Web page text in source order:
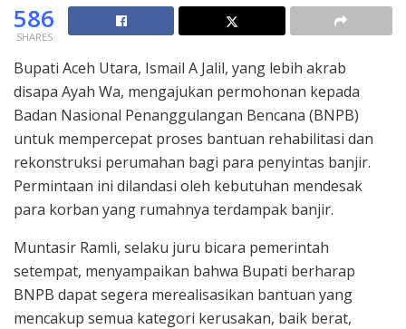
586
SHARES
Bupati Aceh Utara, Ismail A Jalil, yang lebih akrab
disapa Ayah Wa, mengajukan permohonan kepada
Badan Nasional Penanggulangan Bencana (BNPB)
untuk mempercepat proses bantuan rehabilitasi dan
rekonstruksi perumahan bagi para penyintas banjir.
Permintaan ini dilandasi oleh kebutuhan mendesak
para korban yang rumahnya terdampak banjir.
Muntasir Ramli, selaku juru bicara pemerintah
setempat, menyampaikan bahwa Bupati berharap
BNPB dapat segera merealisasikan bantuan yang
mencakup semua kategori kerusakan, baik berat,